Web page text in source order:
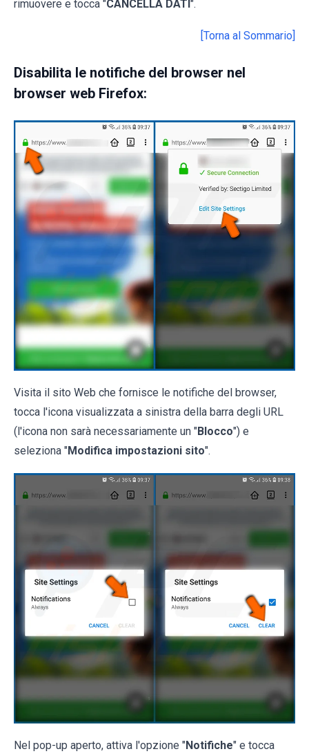
rimuovere e tocca "CANCELLA DATI".
[Torna al Sommario]
Disabilita le notifiche del browser nel
browser web Firefox:
Visita il sito Web che fornisce le notifiche del browser,
tocca l'icona visualizzata a sinistra della barra degli URL
(l'icona non sarà necessariamente un "Blocco") e
seleziona "Modifica impostazioni sito".
Nel pop-up aperto, attiva l'opzione "Notifiche" e tocca